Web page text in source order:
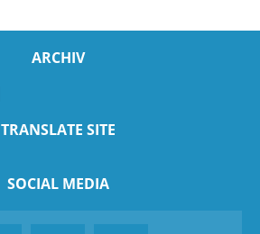
ARCHIV
TRANSLATE SITE
SOCIAL MEDIA